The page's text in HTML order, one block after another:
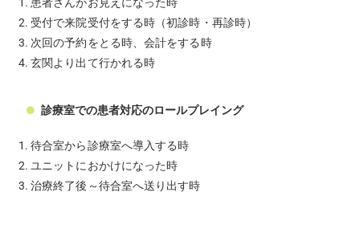
受付で来院受付をする時（初診時・再診時）
次回の予約をとる時、会計をする時
玄関より出て行かれる時
診療室での患者対応のロールプレイング
待合室から診療室へ導入する時
ユニットにおかけになった時
治療終了後～待合室へ送り出す時